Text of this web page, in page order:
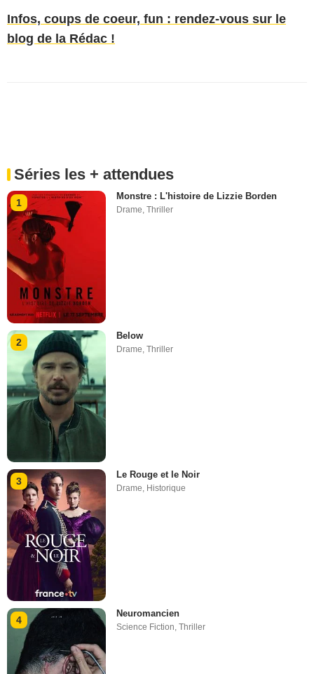
Infos, coups de coeur, fun : rendez-vous sur le
blog de la Rédac !
Séries les + attendues
1
Monstre : L'histoire de Lizzie Borden
Drame,Thriller
2
Below
Drame ,Thriller
3
Le Rouge et le Noir
Drame, Historique
4
Neuromancien
Science Fiction,Thriller